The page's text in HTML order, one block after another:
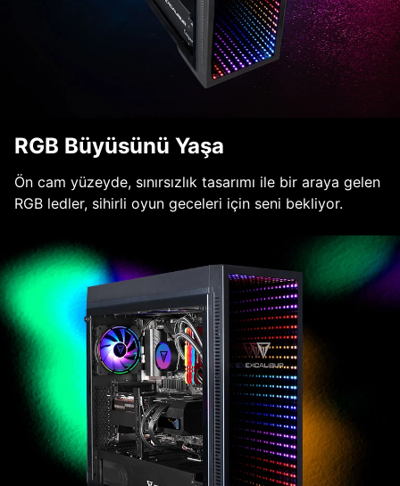
RGB Büyüsünü Yaşa
Ön cam yüzeyde, sınırsızlık tasarımı ile bir araya gelen
RGB ledler, sihirli oyun geceleri için seni bekliyor.